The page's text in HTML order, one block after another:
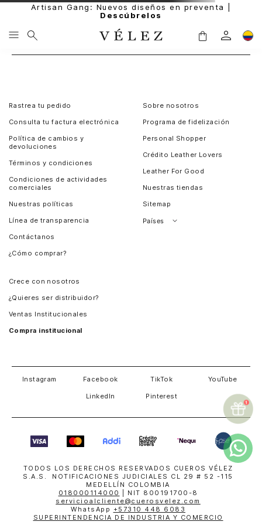
Artisan Gang: Nuevos diseños en preventa |
Descúbrelos
Rastrea tu pedido
Consulta tu factura electrónica
Política de cambios y
devoluciones
Términos y condiciones
Condiciones de actividades
comerciales
Nuestras políticas
Línea de transparencia
Contáctanos
¿Cómo comprar?
Sobre nosotros
Programa de fidelización
Personal Shopper
Crédito Leather Lovers
Leather For Good
Nuestras tiendas
Sitemap
Países
Crece con nosotros
¿Quieres ser distribuidor?
Ventas Institucionales
Compra institucional
Instagram Facebook TikTok YouTube
LinkedIn Pinterest
TODOS LOS DERECHOS RESERVADOS CUEROS VÉLEZ
S.A.S. NOTIFICACIONES JUDICIALES CL 29 # 52 -115
MEDELLÍN COLOMBIA
018000114000
| NIT 800191700-8
servicioalcliente@cuerosvelez.com
WhatsApp +57310 448 6083
SUPERINTENDENCIA DE INDUSTRIA Y COMERCIO